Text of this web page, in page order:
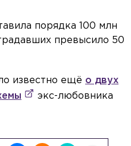
порядка 100 млн
превысило 50
известно ещё о двух
экс-любовника